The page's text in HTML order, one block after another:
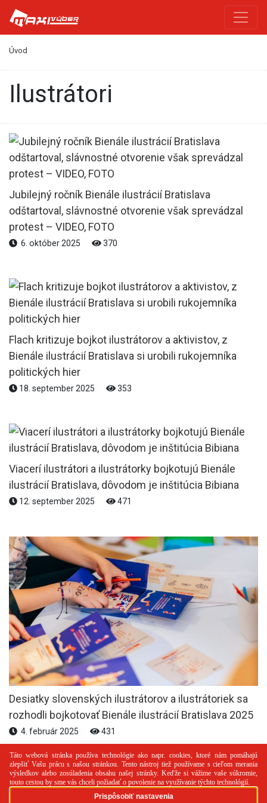
Úvod
ilustrátori
Jubilejný ročník Bienále ilustrácií Bratislava
odštartoval, slávnostné otvorenie však sprevádzal
protest – VIDEO, FOTO
6. október 2025 370
Flach kritizuje bojkot ilustrátorov a aktivistov, z
Bienále ilustrácií Bratislava si urobili rukojemníka
politických hier
18. september 2025 353
Viacerí ilustrátori a ilustrátorky bojkotujú Bienále
ilustrácií Bratislava, dôvodom je inštitúcia Bibiana
12. september 2025 471
Desiatky slovenských ilustrátorov a ilustrátoriek sa
rozhodli bojkotovať Bienále ilustrácií Bratislava 2025
4. február 2025 431